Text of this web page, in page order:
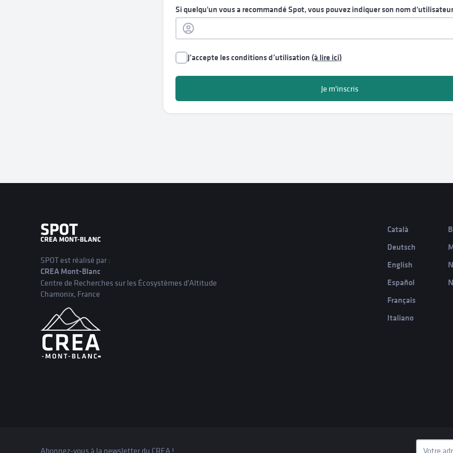
Si quelqu'un vous a recommandé Spot, vous pouvez indiquer son nom d'utilisateur
J’accepte les conditions d’utilisation (à lire ici)
SPOT est réalisé par :
CREA Mont-Blanc
Centre de Recherches sur les Écosystèmes d'Altitude
Chamonix, France
Català
Deutsch
English
Español
Français
Italiano
Abonnez-vous à la newsletter du CREA !